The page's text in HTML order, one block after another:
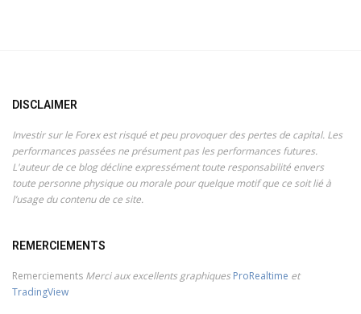
DISCLAIMER
Investir sur le Forex est risqué et peu provoquer des pertes de capital. Les
performances passées ne présument pas les performances futures.
L'auteur de ce blog décline expressément toute responsabilité envers
toute personne physique ou morale pour quelque motif que ce soit lié à
l’usage du contenu de ce site.
REMERCIEMENTS
Remerciements Merci aux excellents graphiques ProRealtime et
TradingView